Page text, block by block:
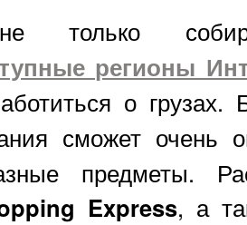
только
регионы
о грузах.
сможет очень
предметы.
Express, а